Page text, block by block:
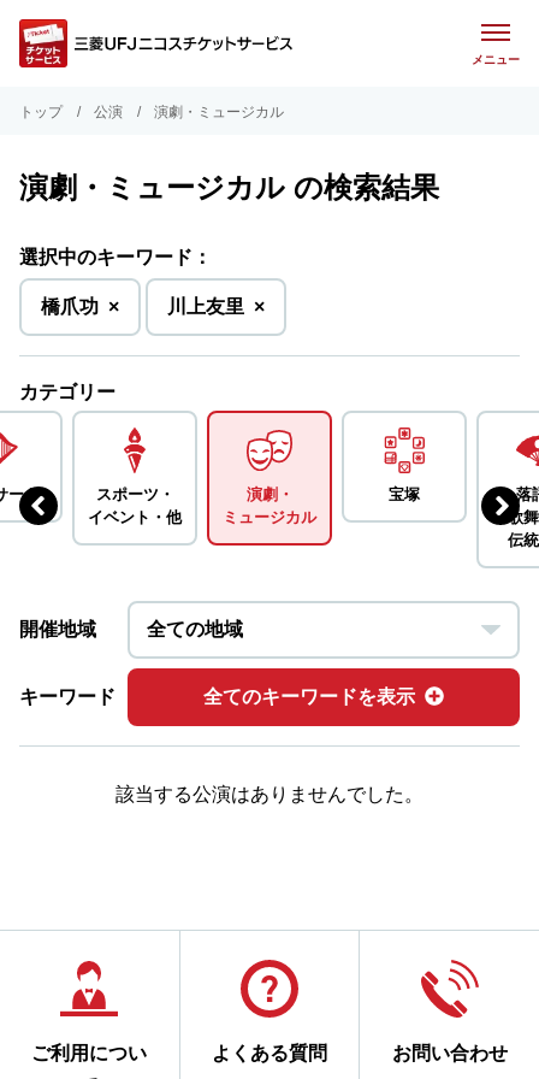
メニュー
トップ 公演 演劇・ミュージカル
演劇・ミュージカル の検索結果
選択中のキーワード：
橋爪功を
削
除
× 川上友里 を
削
除
×
カテゴリー
ート
スポーツ・
イベント・ 他
演劇・
ミュージカル
宝塚
落
歌
伝
開催地域
キーワード 全てのキーワードを表示
該当する公演はありませんでした。
ご利用につい
よくある質問 お問い合わせ